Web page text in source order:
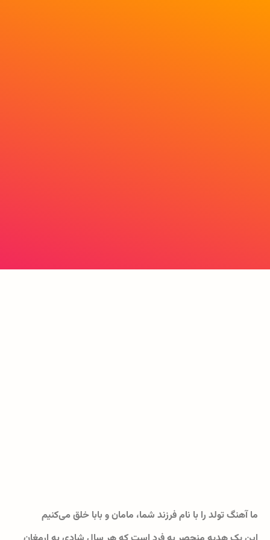
ما آهنگ تولد را با نام فرزند شما، مامان و بابا خلق می‌کنیم